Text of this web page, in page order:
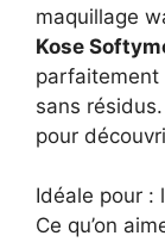
maquillage
Kose
parfaitement
sans
pour
Idéale pour :
Ce qu’on